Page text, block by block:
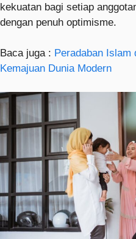
kekuatan bagi setiap
dengan penuh optimisme.
Baca juga : Peradaban Islam
Kemajuan Dunia Modern